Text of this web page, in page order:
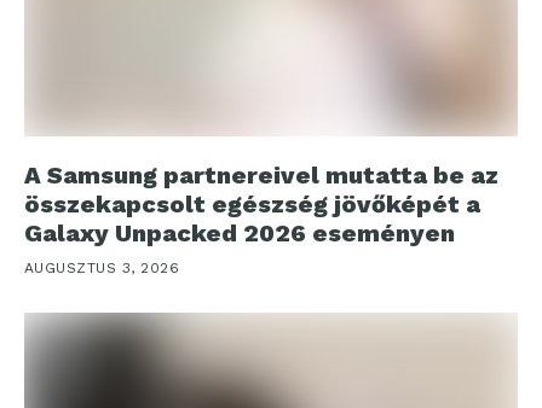
A Samsung partnereivel mutatta be az
összekapcsolt egészség jövőképét a
Galaxy Unpacked 2026 eseményen
AUGUSZTUS 3, 2026